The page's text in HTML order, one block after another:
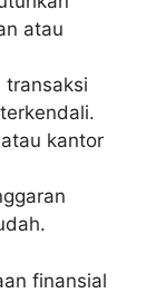
atau
transaksi
kantor
finansial